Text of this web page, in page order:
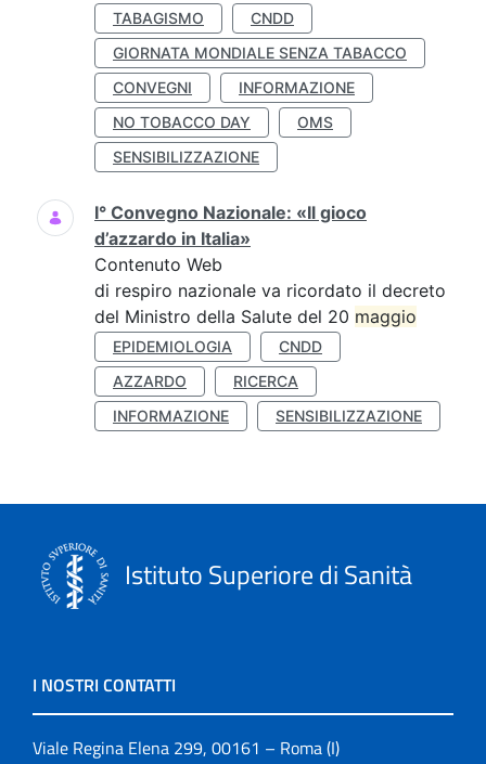
TABAGISMO
CNDD
GIORNATA MONDIALE SENZA TABACCO
CONVEGNI
INFORMAZIONE
NO TOBACCO DAY
OMS
SENSIBILIZZAZIONE
I° Convegno Nazionale: «Il gioco
d’azzardo in Italia»
Contenuto Web
di respiro nazionale va ricordato il decreto
del Ministro della Salute del 20 maggio
EPIDEMIOLOGIA
CNDD
AZZARDO
RICERCA
INFORMAZIONE
SENSIBILIZZAZIONE
Istituto Superiore di Sanità
I NOSTRI CONTATTI
Viale Regina Elena 299, 00161 – Roma (I)